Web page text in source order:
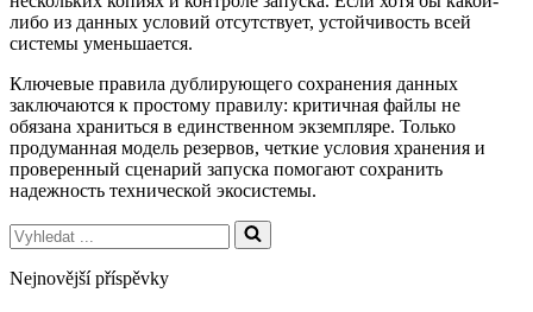
либо из данных условий отсутствует, устойчивость всей
системы уменьшается.
Ключевые правила дублирующего сохранения данных
заключаются к простому правилу: критичная файлы не
обязана храниться в единственном экземпляре. Только
продуманная модель резервов, четкие условия хранения и
проверенный сценарий запуска помогают сохранить
надежность технической экосистемы.
Vyhledat
...
Nejnovější příspěvky